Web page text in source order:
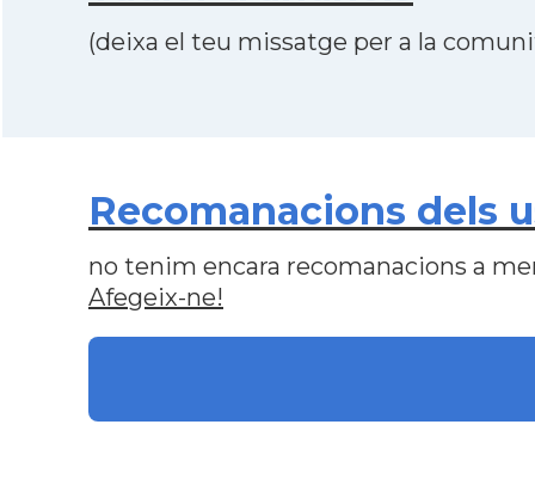
(deixa el teu missatge per a la
Recomanacions dels
no tenim encara recomanacions a
Afegeix-ne!